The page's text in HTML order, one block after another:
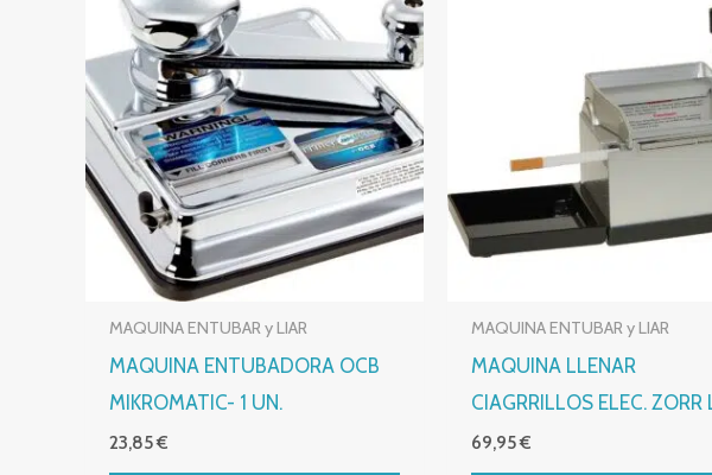
MAQUINA ENTUBAR y LIAR
MAQUINA ENTUBADORA OCB
MIKROMATIC- 1 UN.
23,85€
MAQUINA ENTUBAR y LIAR
MAQUINA LLENAR
CIAGRRILLOS ELEC. ZORR
69,95€